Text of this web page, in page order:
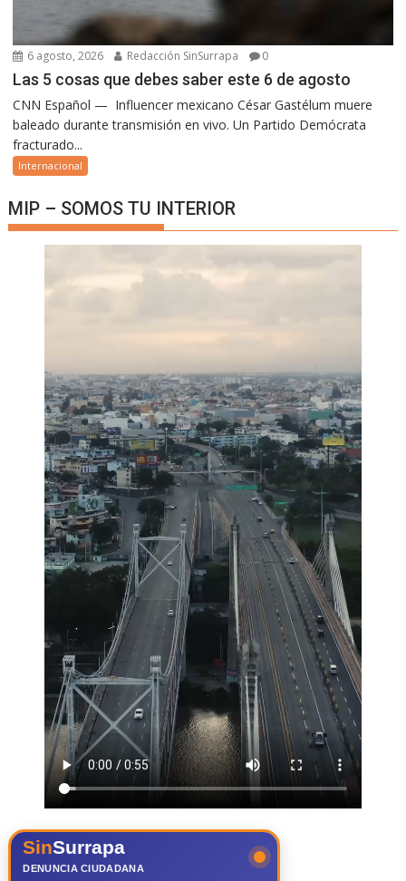
6 agosto, 2026 Redacción SinSurrapa 0
Las 5 cosas que debes saber este 6 de agosto
CNN Español — Influencer mexicano César Gastélum muere
baleado durante transmisión en vivo. Un Partido Demócrata
fracturado...
Internacional
MIP – SOMOS TU INTERIOR
SinSurrapa
DENUNCIA CIUDADANA